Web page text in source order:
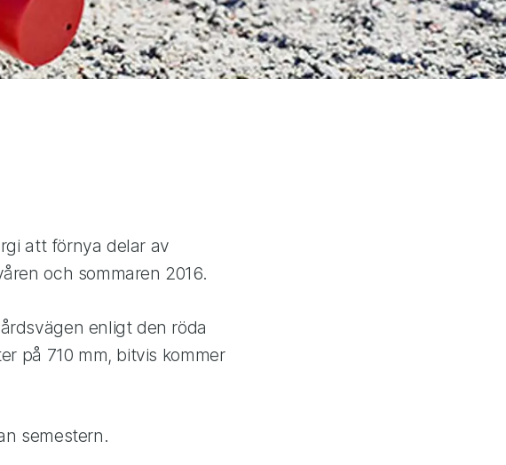
att förnya delar av
och sommaren 2016.
enligt den röda
på 710 mm, bitvis kommer
semestern.